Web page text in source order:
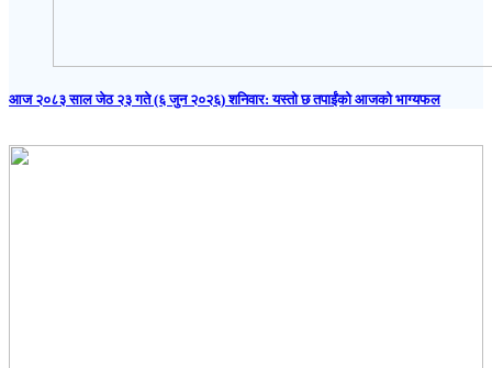
आज २०८३ साल जेठ २३ गते (६ जुन २०२६) शनिवार: यस्तो छ तपाईंको आजको भाग्यफल